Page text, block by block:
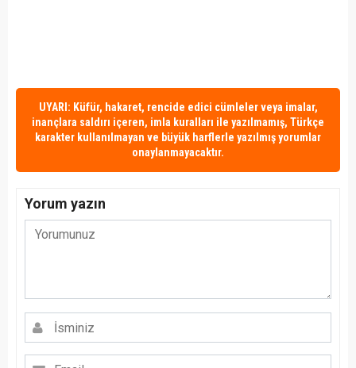
UYARI: Küfür, hakaret, rencide edici cümleler veya imalar,
inançlara saldırı içeren, imla kuralları ile yazılmamış, Türkçe
karakter kullanılmayan ve büyük harflerle yazılmış yorumlar
onaylanmayacaktır.
Yorum yazın